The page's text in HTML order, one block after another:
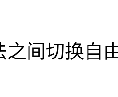
之间切换自